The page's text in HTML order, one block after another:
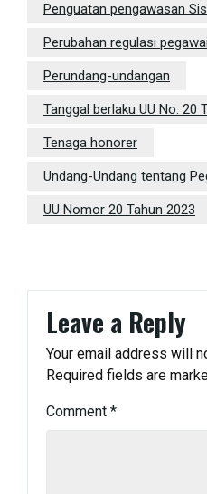
Penguatan pengawasan
Perubahan regulasi
Perundang-undangan
Tanggal berlaku UU No. 20
Tenaga honorer
Undang-Undang tentang
UU Nomor 20 Tahun 2023
Leave a Reply
Your email address will
Required fields are
Comment *